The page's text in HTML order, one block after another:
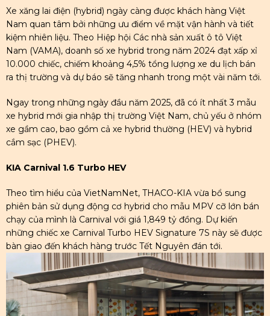
Xe xăng lai điện (hybrid) ngày càng được khách hàng Việt
Nam quan tâm bởi những ưu điểm về mặt vận hành và tiết
kiệm nhiên liệu. Theo Hiệp hội Các nhà sản xuất ô tô Việt
Nam (VAMA), doanh số xe hybrid trong năm 2024 đạt xấp xỉ
10.000 chiếc, chiếm khoảng 4,5% tổng lượng xe du lịch bán
ra thị trường và dự báo sẽ tăng nhanh trong một vài năm tới.
Ngay trong những ngày đầu năm 2025, đã có ít nhất 3 mẫu
xe hybrid mới gia nhập thị trường Việt Nam, chủ yếu ở nhóm
xe gầm cao, bao gồm cả xe hybrid thường (HEV) và hybrid
cắm sạc (PHEV).
KIA Carnival 1.6 Turbo HEV
Theo tìm hiểu của VietNamNet, THACO-KIA vừa bổ sung
phiên bản sử dụng động cơ hybrid cho mẫu MPV cỡ lớn bán
chạy của mình là Carnival với giá 1,849 tỷ đồng. Dự kiến
những chiếc xe Carnival Turbo HEV Signature 7S này sẽ được
bàn giao đến khách hàng trước Tết Nguyên đán tới.